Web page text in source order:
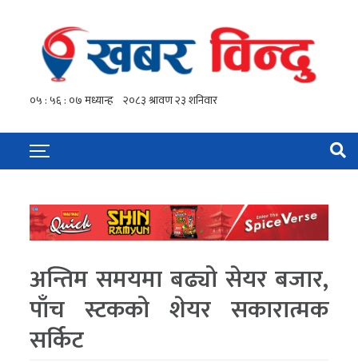
अन्तिम समयमा बढ्यो सेयर बजार,
पाँच स्टकको शेयर सकारात्मक
सर्किट